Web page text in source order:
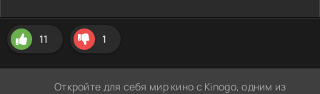
11 1
Откройте для себя мир кино с Kinogo, одним из